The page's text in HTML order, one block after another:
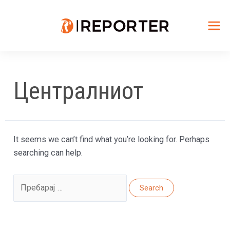
Централниот
It seems we can’t find what you’re looking for. Perhaps
searching can help.